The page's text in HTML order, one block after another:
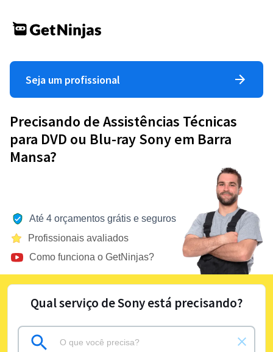
Seja um profissional
Precisando de Assistências Técnicas
para DVD ou Blu-ray Sony em Barra
Mansa?
Até 4 orçamentos grátis e seguros
Profissionais avaliados
Como funciona o GetNinjas?
Qual serviço de Sony está precisando?